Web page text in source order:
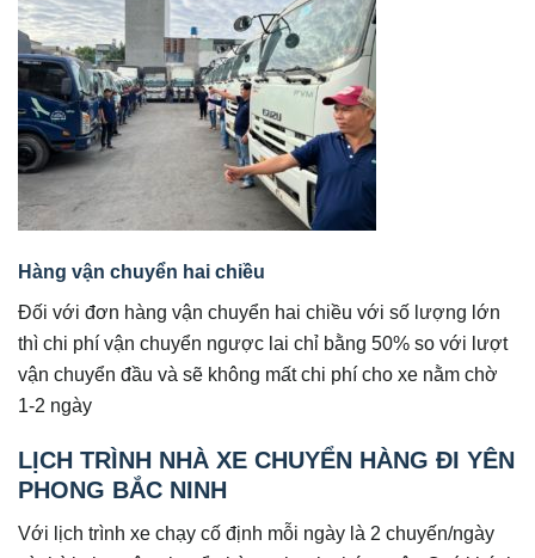
Hàng vận chuyển hai chiều
Đối với đơn hàng vận chuyển hai chiều với số lượng lớn
thì chi phí vận chuyển ngược lai chỉ bằng 50% so với lượt
vận chuyển đầu và sẽ không mất chi phí cho xe nằm chờ
1-2 ngày
LỊCH TRÌNH NHÀ XE CHUYỂN HÀNG ĐI YÊN
PHONG BẮC NINH
Với lịch trình xe chạy cố định mỗi ngày là 2 chuyến/ngày